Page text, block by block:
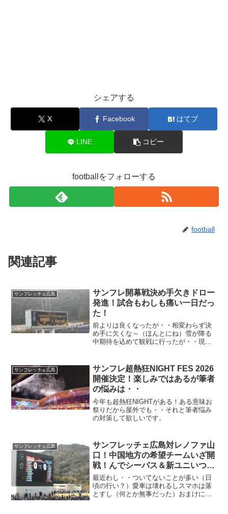
シェアする
X Facebook はてブ
LINE コピー
footballをフォローする
football
関連記事
サンフレッチェ広島
サンフレ開幕戦決め手欠きドロー
発進！試合もわしも痛い一日だっ
た！
前よりは良くなったが・・相変わらず決
め手に欠くな～（ほんとにね）雪が降る
中期待を込めて観戦に行ったが・・現地
が痛い）
サンフレッチェ広島
サンフレ超熱狂NIGHT FES 2026
開催決定！楽しみではあるが筆者
の悩みは・・
今年も超熱狂NIGHTがある！ある意味お
祭りだから屋外でも・・それと筆者悩み
の対策して欲しいです。
サンフレッチェ広島
サンフレッチェ広島対レノファ山
口！中国地方の希望チームいざ開
戦！んでシーパス＆新ユニいつ届
くのか？
最近わし・・ついてないことが多い（日
頃の行い？）愛車は壊れるしスマホは落
とすし（何とか無事だった）おまけに予